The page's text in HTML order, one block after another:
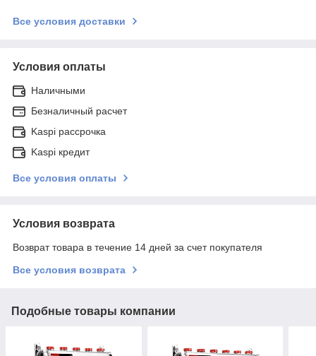
Все условия доставки
Условия оплаты
Наличными
Безналичный расчет
Kaspi рассрочка
Kaspi кредит
Все условия оплаты
Условия возврата
Возврат товара в течение 14 дней за счет покупателя
Все условия возврата
Подобные товары компании